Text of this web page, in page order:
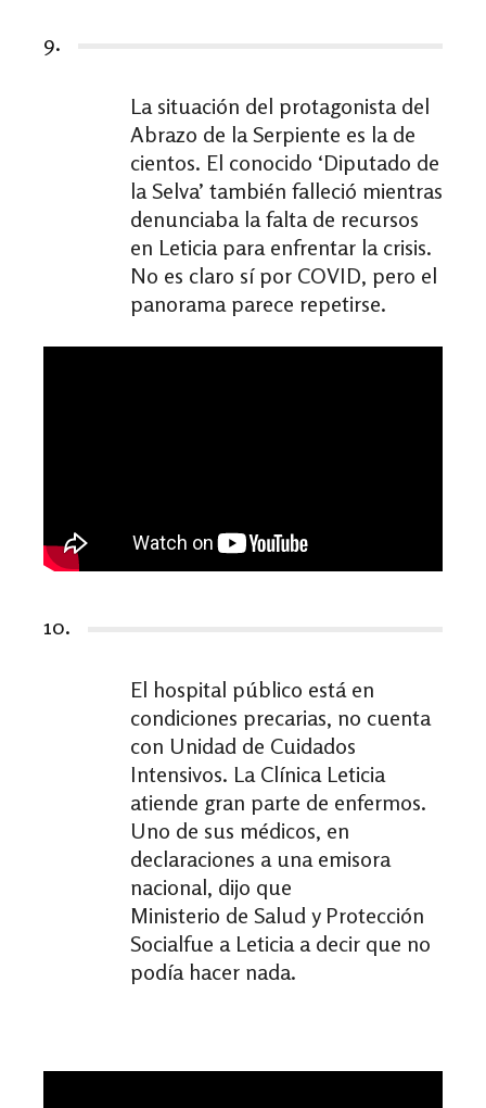
9.
La situación del protagonista del
Abrazo de la Serpiente es la de
cientos. El conocido ‘Diputado de
la Selva’ también falleció mientras
denunciaba la falta de recursos
en Leticia para enfrentar la crisis.
No es claro sí por COVID, pero el
panorama parece repetirse.
10.
El hospital público está en
condiciones precarias, no cuenta
con Unidad de Cuidados
Intensivos. La Clínica Leticia
atiende gran parte de enfermos.
Uno de sus médicos, en
declaraciones a una emisora
nacional, dijo que
Ministerio de Salud y Protección
Socialfue a Leticia a decir que no
podía hacer nada.